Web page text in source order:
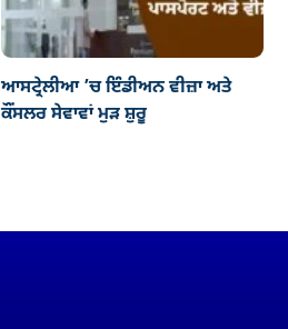
ਆਸਟ੍ਰੇਲੀਆ ’ਚ ਇੰਡੀਅਨ ਵੀਜ਼ਾ ਅਤੇ
ਕੌਂਸਲਰ ਸੇਵਾਵਾਂ ਮੁੜ ਸ਼ੁਰੂ